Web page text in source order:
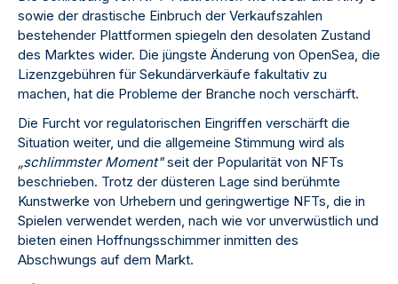
sowie der drastische Einbruch der Verkaufszahlen
bestehender Plattformen spiegeln den desolaten Zustand
des Marktes wider. Die jüngste Änderung von OpenSea, die
Lizenzgebühren für Sekundärverkäufe fakultativ zu
machen, hat die Probleme der Branche noch verschärft.
Die Furcht vor regulatorischen Eingriffen verschärft die
Situation weiter, und die allgemeine Stimmung wird als
„schlimmster Moment"seit der Popularität von NFTs
beschrieben. Trotz der düsteren Lage sind berühmte
Kunstwerke von Urhebern und geringwertige NFTs, die in
Spielen verwendet werden, nach wie vor unverwüstlich und
bieten einen Hoffnungsschimmer inmitten des
Abschwungs auf dem Markt.